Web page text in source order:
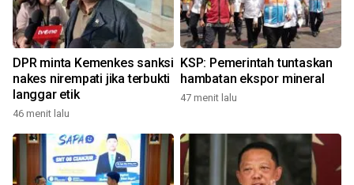
DPR minta Kemenkes sanksi
nakes nirempati jika terbukti
langgar etik
46 menit lalu
KSP: Pemerintah tuntaskan
hambatan ekspor mineral
47 menit lalu